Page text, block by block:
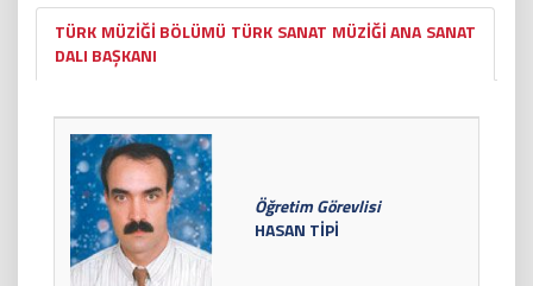
TÜRK MÜZİĞİ BÖLÜMÜ TÜRK SANAT MÜZİĞİ ANA SANAT
DALI BAŞKANI
Öğretim Görevlisi
HASAN TİPİ